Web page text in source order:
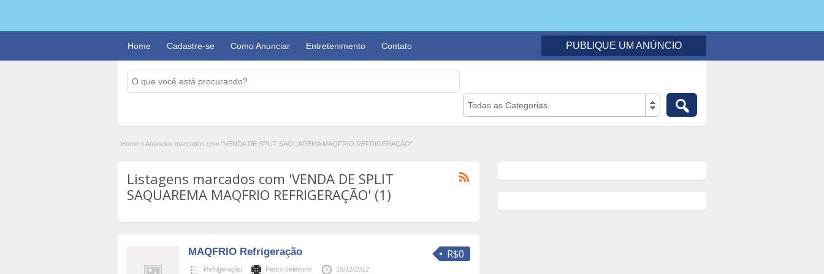
Home Cadastre-se Como Anunciar Entretenimento Contato PUBLIQUE UM ANÚNCIO
Todas as Categorias
Home »Anúncios marcados com "VENDA DE SPLIT SAQUAREMA MAQFRIO REFRIGERAÇÃO"
Listagens marcados com 'VENDA DE SPLIT
SAQUAREMA MAQFRIO REFRIGERAÇÃO' (1)
R$0
MAQFRIO Refrigeração
Refrigeração Pedro celestino 16/12/2012